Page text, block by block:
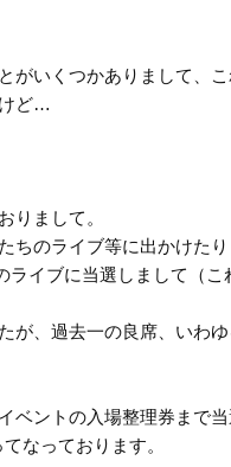
がいくつかありまして、
ど…
りまして。
のライブ等に出かけたり
イブに当選しまして（
、過去一の良席、いわ
ベントの入場整理券まで
なっております。